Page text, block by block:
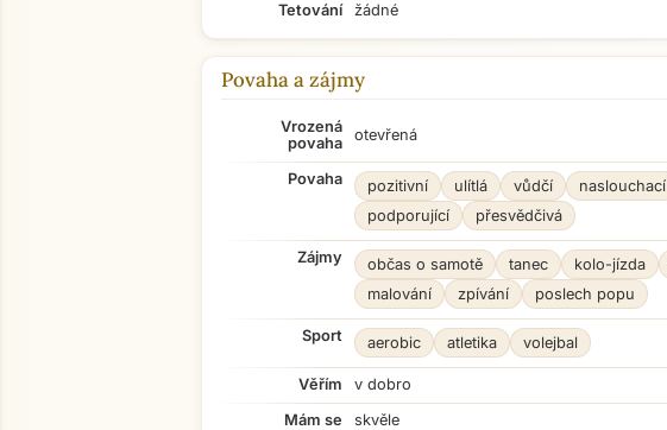
Tetování
žádné
Povaha a zájmy
Vrozená
povaha
otevřená
Povaha pozitivní ulítlá vůdčí
naslouchací
podporující
přesvědčivá
Zájmy občas o samotě tanec kolo-jízda
malování
zpívání poslech popu
Sport aerobic atletika volejbal
Věřím
v dobro
Mám se
skvěle